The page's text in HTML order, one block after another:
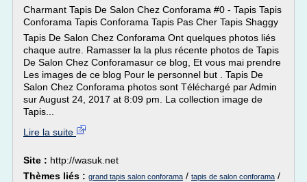
Charmant Tapis De Salon Chez Conforama #0 - Tapis Tapis
Conforama Tapis Conforama Tapis Pas Cher Tapis Shaggy
Tapis De Salon Chez Conforama Ont quelques photos liés
chaque autre. Ramasser la la plus récente photos de Tapis
De Salon Chez Conforamasur ce blog, Et vous mai prendre
Les images de ce blog Pour le personnel but . Tapis De
Salon Chez Conforama photos sont Téléchargé par Admin
sur August 24, 2017 at 8:09 pm. La collection image de
Tapis...
Lire la suite
Site : http://wasuk.net
Thèmes liés : grand tapis salon conforama / tapis de salon conforama /